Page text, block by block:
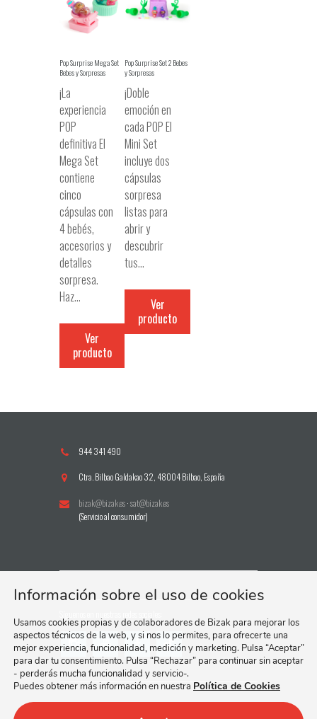
Pop Surprise Mega Set
Bebes y Sorpresas
¡La
experiencia
POP
definitiva El
Mega Set
contiene
cinco
cápsulas con
4 bebés,
accesorios y
detalles
sorpresa.
Haz…
Ver
producto
Pop Surprise Set 2 Bebes
y Sorpresas
¡Doble
emoción en
cada POP El
Mini Set
incluye dos
cápsulas
sorpresa
listas para
abrir y
descubrir
tus…
Ver
producto
944 341 490
Ctra. Bilbao Galdakao 32, 48004 Bilbao, España
bizak@bizak.es·sat@bizak.es
(Servicio al consumidor)
Información sobre el uso de cookies
Usamos cookies propias y de colaboradores de Bizak para mejorar los
aspectos técnicos de la web, y si nos lo permites, para ofrecerte una
mejor experiencia, funcionalidad, medición y marketing. Pulsa “Aceptar”
para dar tu consentimiento. Pulsa “Rechazar” para continuar sin aceptar
- perderás mucha funcionalidad y servicio-.
Puedes obtener más información en nuestra Política de Cookies